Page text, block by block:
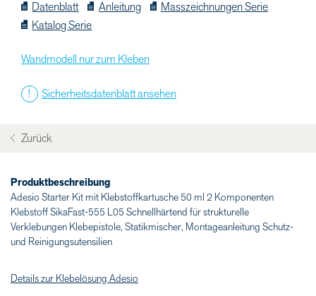
Datenblatt Anleitung
Masszeichnungen Serie
Katalog Serie
Wandmodell nur zum Kleben
Sicherheitsdatenblatt ansehen
Zurück
Produktbeschreibung
Adesio Starter Kit mit Klebstoffkartusche 50 ml 2 Komponenten
Klebstoff SikaFast-555 L05 Schnellhärtend für strukturelle
Verklebungen Klebepistole, Statikmischer, Montageanleitung Schutz-
und Reinigungsutensilien
Details zur Klebelösung Adesio